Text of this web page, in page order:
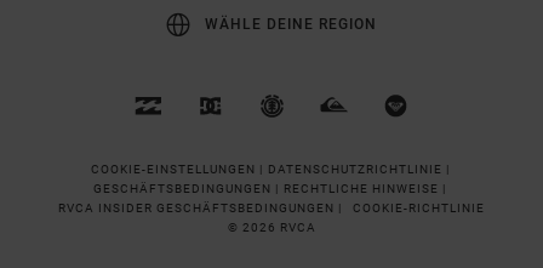
WÄHLE DEINE REGION
COOKIE-EINSTELLUNGEN | DATENSCHUTZRICHTLINIE |
GESCHÄFTSBEDINGUNGEN | RECHTLICHE HINWEISE |
RVCA INSIDER GESCHÄFTSBEDINGUNGEN |
COOKIE-RICHTLINIE
© 2026 RVCA